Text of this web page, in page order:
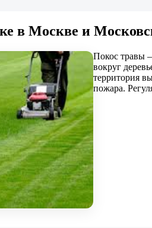
в Москве и
Покос травы
вокруг
территория
пожара.